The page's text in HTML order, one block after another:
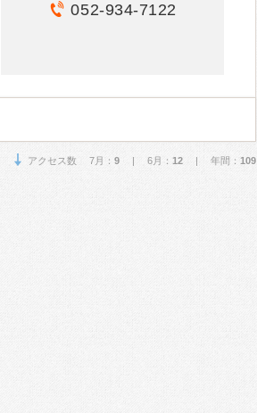
052-934-7122
アクセス数 7月： 9 | 6月： 12 | 年間： 109